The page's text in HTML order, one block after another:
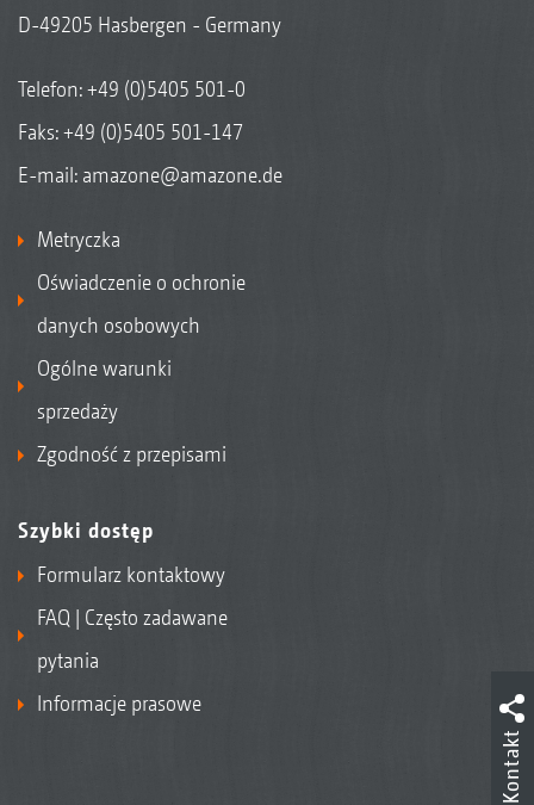
D-49205 Hasbergen - Germany
Telefon:+49 (0)5405 501-0
Faks: +49 (0)5405 501-147
E-mail: amazone@amazone.de
Metryczka
Oświadczenie o ochronie
danych osobowych
Ogólne warunki
sprzedaży
Zgodność z przepisami
Szybki dostęp
Formularz kontaktowy
FAQ | Często zadawane
pytania
Informacje prasowe
Kontakt